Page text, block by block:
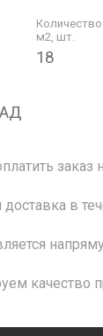
м2, шт.
18
заказ
в
качество